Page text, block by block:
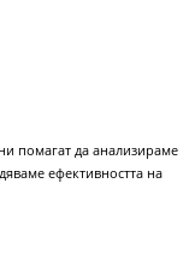
помагат да анализираме
ефективността на